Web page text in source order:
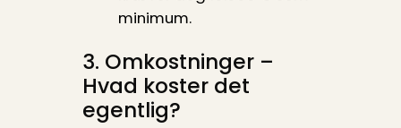
minimum.
3. Omkostninger –
Hvad koster det
egentlig?